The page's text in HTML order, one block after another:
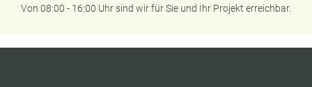
Von 08:00 - 16:00 Uhr sind wir für Sie und Ihr Projekt erreichbar.